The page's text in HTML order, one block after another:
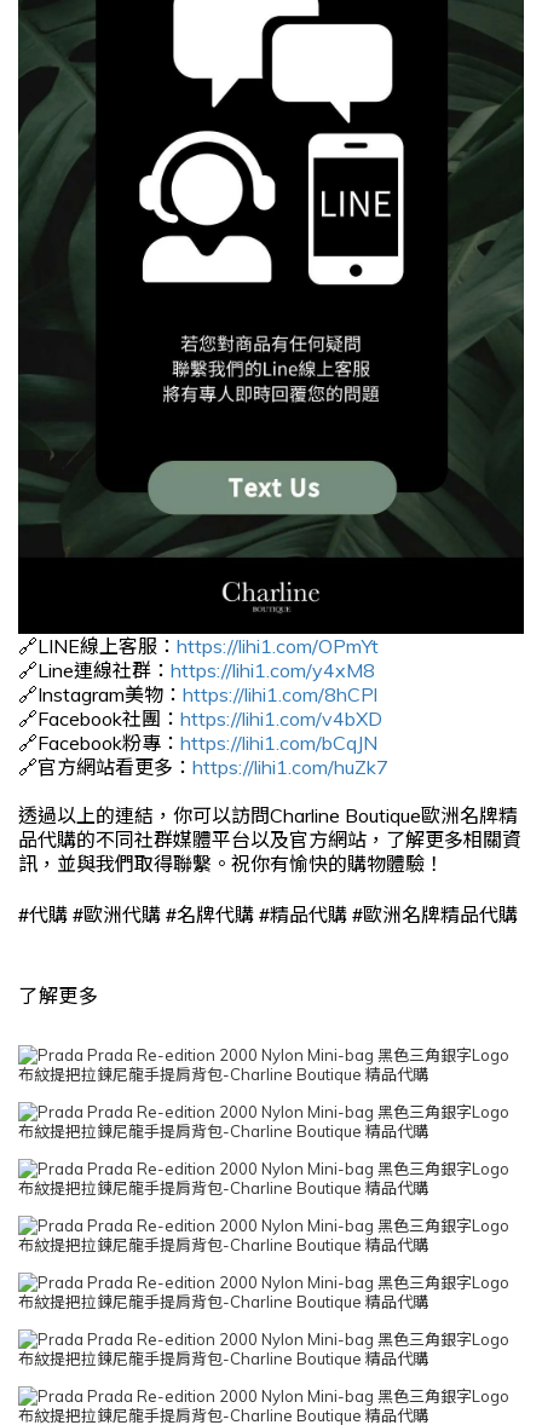
🔗LINE線上客服： https://lihi1.com/OPmYt
🔗Line連線社群： https://lihi1.com/y4xM8
🔗Instagram美物： https://lihi1.com/8hCPl
🔗Facebook社團： https://lihi1.com/v4bXD
🔗Facebook粉專： https://lihi1.com/bCqJN
🔗官方網站看更多： https://lihi1.com/huZk7
透過以上的連結，你可以訪問Charline Boutique歐洲名牌精
品代購的不同社群媒體平台以及官方網站，了解更多相關資
訊，並與我們取得聯繫。祝你有愉快的購物體驗！
#代購 #歐洲代購 #名牌代購 #精品代購 #歐洲名牌精品代購
了解更多